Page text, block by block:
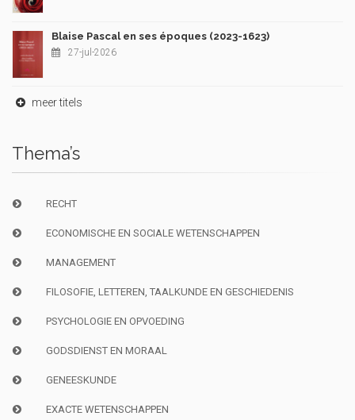
Blaise Pascal en ses époques (2023-1623)
27-jul-2026
meer titels
Thema’s
RECHT
ECONOMISCHE EN SOCIALE WETENSCHAPPEN
MANAGEMENT
FILOSOFIE, LETTEREN, TAALKUNDE EN GESCHIEDENIS
PSYCHOLOGIE EN OPVOEDING
GODSDIENST EN MORAAL
GENEESKUNDE
EXACTE WETENSCHAPPEN